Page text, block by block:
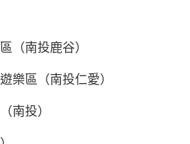
（南投鹿谷）
樂區（南投仁愛）
南投）